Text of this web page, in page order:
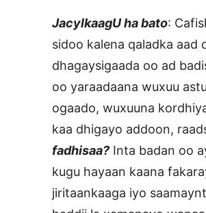
JacylkaagU ha bato:
sidoo kalena qaladka aad
dhagaysigaada oo ad
oo yaraadaana wuxuu
ogaado, wuxuuna
kaa dhigayo addoon,
fadhisaa? Inta badan oo
kugu hayaan kaana
jiritaankaaga iyo